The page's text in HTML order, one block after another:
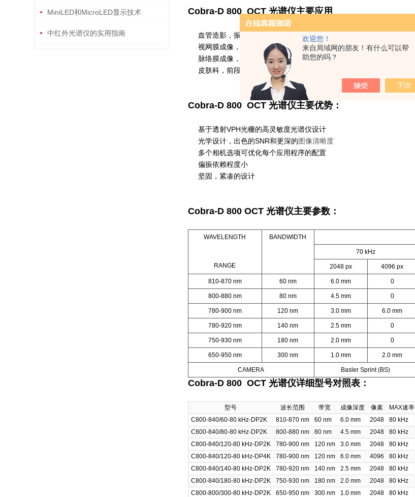
欢迎您！
来自局域网的朋友！有什么可以帮
助您的吗？
光谱仪深度解析
MiniLED和MicroLED显示技术
中红外光谱仪的实用指南
Cobra-D 800 OCT 光谱仪主要应用
血管造影，振动测量，实时3D成像
视网膜成像，细胞成像，高分辨率物质检查
脉络膜成像，视网膜血管，引导光凝治疗
皮肤科，前段成像，亚表面材料检查
Cobra-D 800 OCT 光谱仪主要优势：
基于透射VPH光栅的高灵敏度光谱仪设计
光学设计，出色的SNR和更深的图像清晰度
多个相机选项可优化每个应用程序的配置
偏振依赖程度小
坚固，紧凑的设计
Cobra-D 800 OCT 光谱仪主要参数：
WAVELENGTH
RANGE
BANDWIDTH
70 kHz
2048 px 4096 px
810-870 nm 60 nm 6.0 mm 0
800-880 nm 80 nm 4.5 mm 0
780-900 nm 120 nm 3.0 mm 6.0 mm
780-920 nm 140 nm 2.5 mm 0
750-930 nm 180 nm 2.0 mm 0
650-950 nm 300 nm 1.0 mm 2.0 mm
CAMERA Basler Sprint (BS)
Cobra-D 800 OCT 光谱仪详细型号对照表：
型号 波长范围 带宽 成像深度 像素 MAX速率
C800-840/60-80 kHz-DP2K
810-870 nm 60 nm 6.0 mm 2048 80 kHz
C800-840/80-80 kHz-DP2K
800-880 nm 80 nm 4.5 mm 2048 80 kHz
C800-840/120-80 kHz-DP2K
780-900 nm 120 nm 3.0 mm 2048 80 kHz
C800-840/120-80 kHz-DP4K
780-900 nm 120 nm 6.0 mm 4096 80 kHz
C800-840/140-80 kHz-DP2K
780-920 nm 140 nm 2.5 mm 2048 80 kHz
C800-840/180-80 kHz-DP2K
750-930 nm 180 nm 2.0 mm 2048 80 kHz
C800-800/300-80 kHz-DP2K
650-950 nm 300 nm 1.0 mm 2048 80 kHz